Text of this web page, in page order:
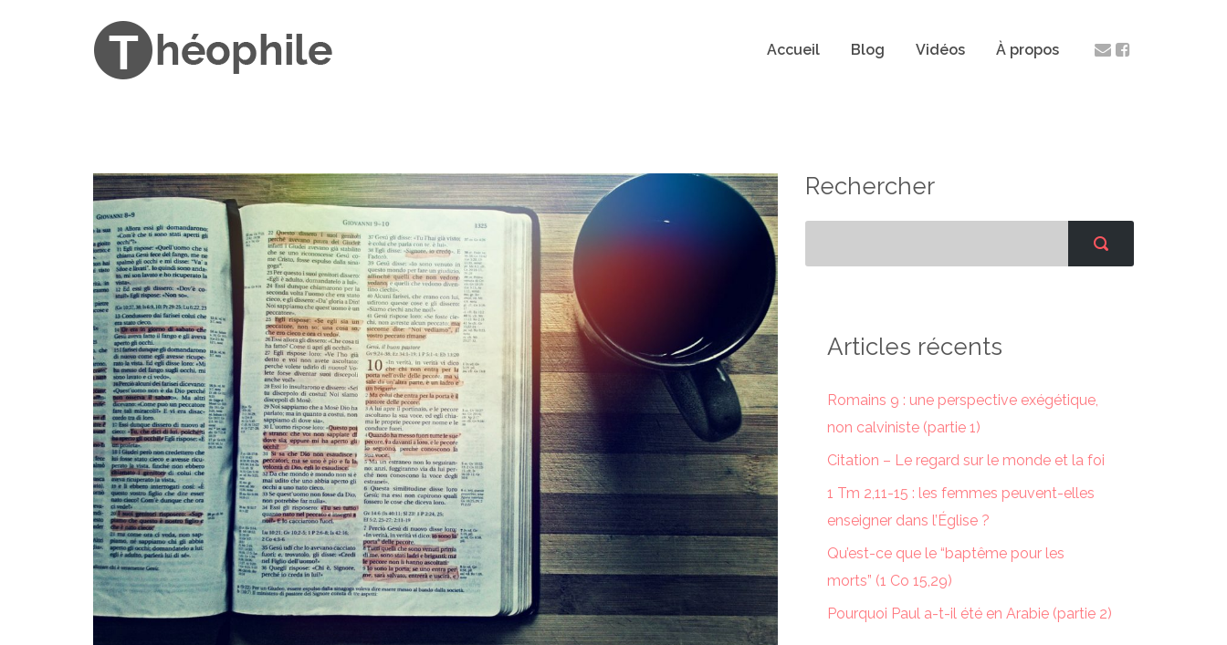
Accueil Blog Vidéos À propos
Rechercher
Articles récents
Romains 9 : une perspective exégétique,
non calviniste (partie 1)
Citation – Le regard sur le monde et la foi
1 Tm 2,11-15 : les femmes peuvent-elles
enseigner dans l’Église ?
Qu’est-ce que le “baptême pour les
morts” (1 Co 15,29)
Pourquoi Paul a-t-il été en Arabie (partie 2)